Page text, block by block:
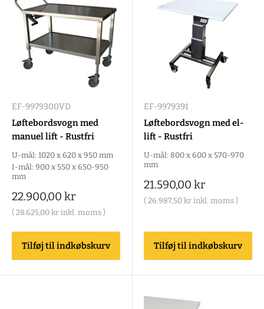
EF-9979300VD
Løftebordsvogn med
manuel lift - Rustfri
U-mål: 1020 x 620 x 950 mm
I-mål: 900 x 550 x 650-950
mm
Salgspris
22.900,00 kr
( 28.625,00 kr inkl. moms )
Tilføj til indkøbskurv
EF-9979391
Løftebordsvogn med el-
lift - Rustfri
U-mål: 800 x 600 x 570-970
mm
Salgspris
21.590,00 kr
( 26.987,50 kr inkl. moms )
Tilføj til indkøbskurv